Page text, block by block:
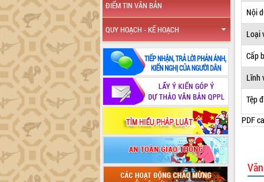
ĐIỂM TIN VĂN BẢN
QUY HOẠCH - KẾ HOẠCH
Nội
Loại
Cấp
Lĩnh
Tệp
PDF